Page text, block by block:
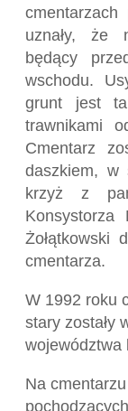
cmentarzach
uznały, że
będący
wschodu.
grunt jest
trawnikami
Cmentarz
daszkiem, w
krzyż z
Konsystorza
Żołątkowski
cmentarza.
W 1992 roku
stary zostały
województwa
Na